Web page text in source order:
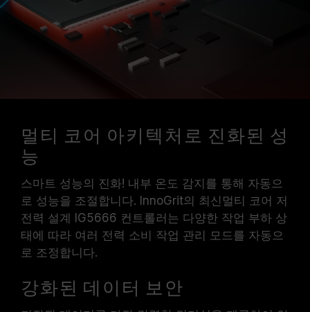
멀티 코어 아키텍처로 진화된 성
능
스마트 성능의 진화! 내부 온도 감지를 통해 자동으
로 성능을 조절합니다. InnoGrit의 최신멀티 코어 저
전력 설계 IG5666 컨트롤러는 다양한 작업 부하 상
태에 따라 여러 전력 소비 작업 관리 모드를 자동으
로 조정합니다.
강화된 데이터 보안